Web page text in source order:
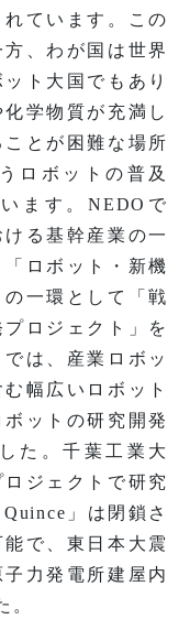
ています。この
、わが国は世界
ト大国でもあり
学物質が充満し
とが困難な場所
ロボットの普及
ます。NEDOで
る基幹産業の一
ロボット・新機
一環として「戦
ロジェクト」を
は、産業ロボッ
幅広いロボット
ットの研究開発
た。千葉工業大
ジェクトで研究
」は閉鎖さ
で、東日本大震
力発電所建屋内
。